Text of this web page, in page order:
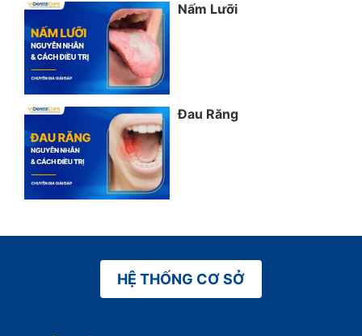
Nấm Lưỡi
Đau Răng
HỆ THỐNG CƠ SỞ